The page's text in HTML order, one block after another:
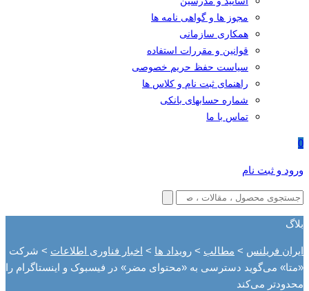
مجوز ها و گواهی نامه ها
همکاری سازمانی
قوانین و مقررات استفاده
سیاست حفظ حریم خصوصی
راهنمای ثبت نام و کلاس ها
شماره حسابهای بانکی
تماس با ما
0
ورود و ثبت نام
بلاگ
ایران فریلنس > مطالب > رویداد ها > اخبار فناوری اطلاعات > شرکت
«متا» می‌گوید دسترسی به «محتوای مضر» در فیسبوک و اینستاگرام را
محدودتر می‌کند